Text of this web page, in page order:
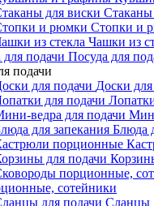
Стаканы
Стопки и
Чашки из
Посуда для
подачи
Доски
Блюда
сотейники
Сланцы